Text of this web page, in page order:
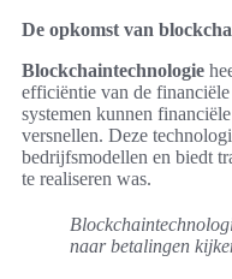
De opkomst van
Blockchaintechnologie
efficiëntie van de
systemen kunnen
versnellen. Deze
bedrijfsmodellen en biedt
te realiseren was.
naar betalingen